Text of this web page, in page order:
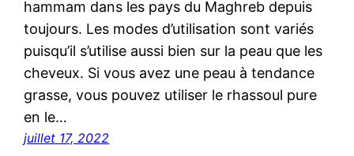
hammam dans les pays du Maghreb depuis
toujours. Les modes d’utilisation sont variés
puisqu’il s’utilise aussi bien sur la peau que les
cheveux. Si vous avez une peau à tendance
grasse, vous pouvez utiliser le rhassoul pure
en le…
juillet 17, 2022